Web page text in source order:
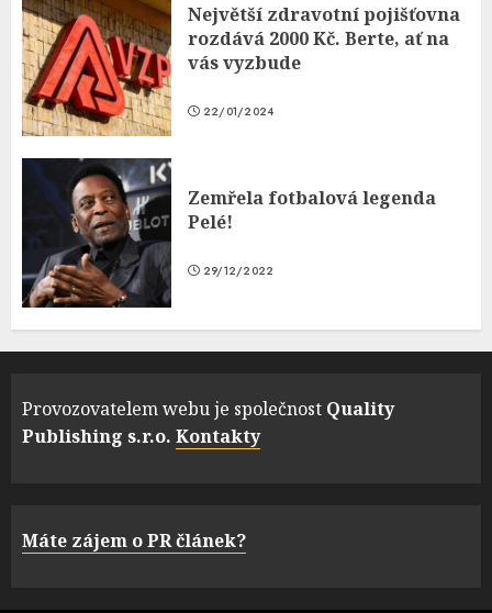
Největší zdravotní pojišťovna
rozdává 2000 Kč. Berte, ať na
vás vyzbude
22/01/2024
Zemřela fotbalová legenda
Pelé!
29/12/2022
Provozovatelem webu je společnost Quality
Publishing s.r.o. Kontakty
Máte zájem o PR článek?